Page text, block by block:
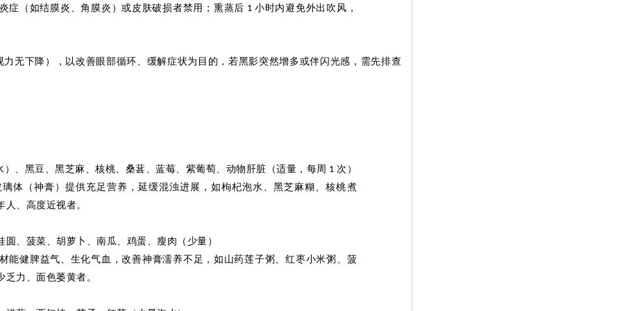
症（如结膜炎、角膜炎）或皮肤破损者禁用；熏蒸后 1 小时内避免外出吹风，
无下降），以改善眼部循环、缓解症状为目的，若黑影突然增多或伴闪光感，需先排查
）、黑豆、黑芝麻、核桃、桑葚、蓝莓、紫葡萄、动物肝脏（适量，每周 1 次）
体（神膏）提供充足营养，延缓混浊进展，如枸杞泡水、黑芝麻糊、核桃煮
、高度近视者。
、菠菜、胡萝卜、南瓜、鸡蛋、瘦肉（少量）
能健脾益气、生化气血，改善神膏濡养不足，如山药莲子粥、红枣小米粥、菠
力、面色萎黄者。